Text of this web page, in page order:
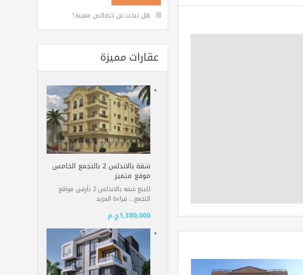
هل تبحث عن خصائص معينة؟
عقارات مميزة
شقة بالاندلس 2 بالتجمع الخامس
موقع متميز
للبيع شقه بالاندلس 2 بأرقى مواقع
التجمع… قراءة المزيد
1,380,000ج.م